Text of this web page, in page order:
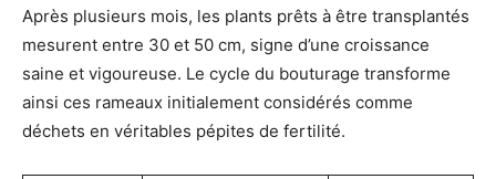
Après plusieurs mois, les plants prêts à être transplantés
mesurent entre 30 et 50 cm, signe d’une croissance
saine et vigoureuse. Le cycle du bouturage transforme
ainsi ces rameaux initialement considérés comme
déchets en véritables pépites de fertilité.